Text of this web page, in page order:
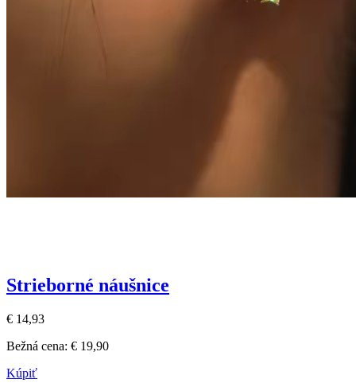
Strieborné náušnice
€ 14,93
Bežná cena: € 19,90
Kúpiť